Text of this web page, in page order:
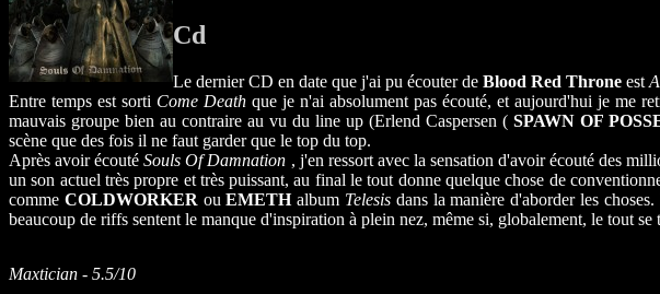
Cd
Le dernier CD en date que j'ai pu écouter de Blood Red Throne est
Entre temps est sorti Come Deathque je n'ai absolument pas écouté, et aujourd'hui je me
mauvais groupe bien au contraire au vu du line up (Erlend Caspersen (SPAWN OF
scène que des fois il ne faut garder que le top du top.
Après avoir écoutéSouls Of Damnation , j'en ressort avec la sensation d'avoir écouté des
un son actuel très propre et très puissant, au final le tout donne quelque chose de
comme COLDWORKER ouEMETHalbum Telesisdans la manière d'aborder les choses.
beaucoup de riffs sentent le manque d'inspiration à plein nez, même si, globalement, le tout se
Maxtician - 5.5/10